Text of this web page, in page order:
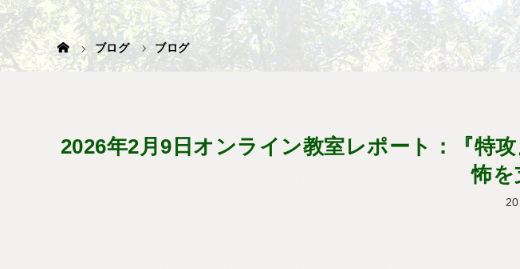
ブログ ブログ
2026年2月9日オンライン教室レポート：『
怖を